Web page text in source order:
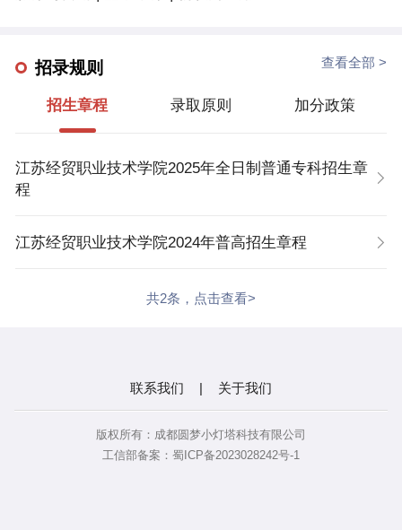
际影响力50强”。建有“江苏省外国专家工作室”，江苏省
际联盟”；面向“一带一路”沿线国家招收全日制留学生，
收港澳台专科学生院校、江苏省涉外管理工作先进单
位、江苏高校“郑和学院”首批立项建设单位。办学70多
年来，学校累计为社会培养输送近20万名高素质、高技
军校”“现代服务业人才摇篮”的美誉。学校坚持“质量立
业技术大学而不懈奋斗。
招录规则 查看全部 >
招生章程 录取原则 加分政策
江苏经贸职业技术学院2025年全日制普通专科招生章
程
江苏经贸职业技术学院2024年普高招生章程
共2条，点击查看>
联系我们 | 关于我们
版权所有：成都圆梦小灯塔科技有限公司
工信部备案：蜀ICP备2023028242号-1